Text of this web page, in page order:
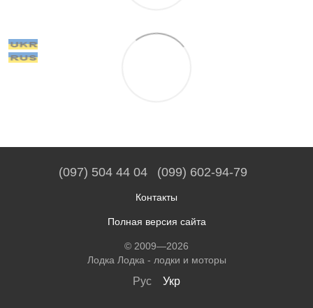
(097) 504 44 04 (099) 602-94-79
Контакты
Полная версия сайта
© 2009—2026
Лодка Лодка - лодки и моторы
Рус Укр